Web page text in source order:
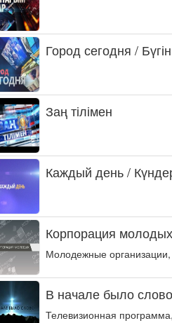
Город сегодня /
Заң тілімен
Каждый день /
Корпорация
Молодежные
В начале было
Телевизионная